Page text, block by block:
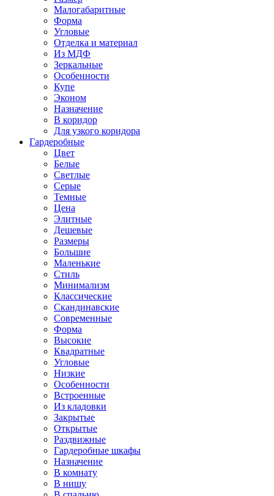
Малогабаритные
Форма
Угловые
Отделка и материал
Из МДФ
Зеркальные
Особенности
Купе
Эконом
Назначение
В коридор
Для узкого коридора
Гардеробные
Цвет
Белые
Светлые
Серые
Темные
Цена
Элитные
Дешевые
Размеры
Большие
Маленькие
Стиль
Минимализм
Классические
Скандинавские
Современные
Форма
Высокие
Квадратные
Угловые
Низкие
Особенности
Встроенные
Из кладовки
Закрытые
Открытые
Раздвижные
Гардеробные шкафы
Назначение
В комнату
В нишу